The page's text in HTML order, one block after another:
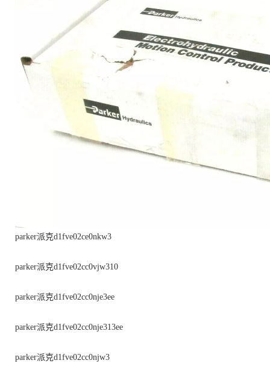
parker派克d1fve02ce0nkw3
parker派克d1fve02cc0vjw310
parker派克d1fve02cc0nje3ee
parker派克d1fve02cc0nje313ee
parker派克d1fve02cc0njw3